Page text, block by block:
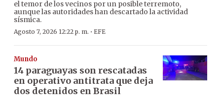
el temor de los vecinos por un posible terremoto,
aunque las autoridades han descartado la actividad
sísmica.
Agosto 7, 2026 12:22 p. m. · EFE
Mundo
14 paraguayas son rescatadas
en operativo antitrata que deja
dos detenidos en Brasil